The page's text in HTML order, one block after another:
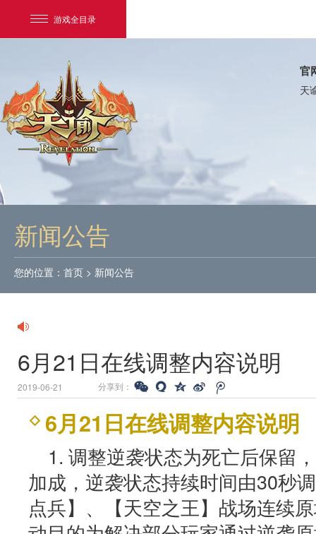
游戏全目录
网易游戏
我的足迹：
官
天
新闻公告
您的位置： 首页 > 新闻公告
6月21日在线调整内容说明
2019-06-21 分享到：
6月21日在线调整内容说明
1. 调整逆袭状态为死亡后保留
加成，逆袭状态持续时间由30秒
点兵】、【天空之王】战场连续